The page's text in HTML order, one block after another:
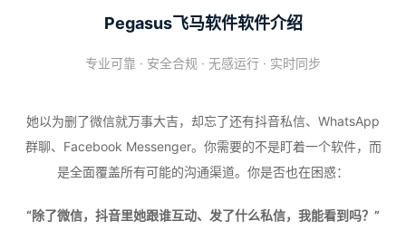
Pegasus飞马软件软件介绍
专业可靠 · 安全合规 · 无感运行 · 实时同步
她以为删了微信就万事大吉，却忘了还有抖音私信、WhatsApp
群聊、Facebook Messenger。你需要的不是盯着一个软件，而
是全面覆盖所有可能的沟通渠道。你是否也在困惑：
“除了微信，抖音里她跟谁互动、发了什么私信，我能看到吗？”